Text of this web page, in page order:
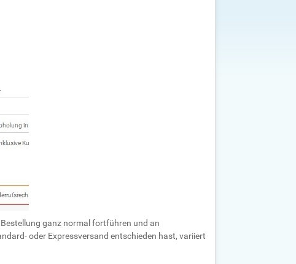
ganz normal fortführen und an
oder Expressversand entschieden hast, variiert